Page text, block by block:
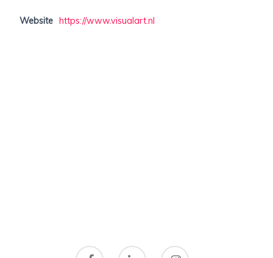
Website https://www.visualart.nl
facebook linkedin instagram